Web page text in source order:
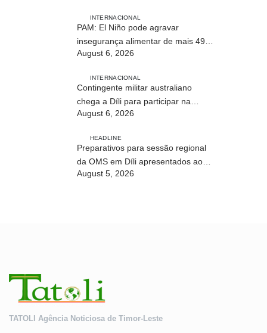
INTERNACIONAL
PAM: El Niño pode agravar
insegurança alimentar de mais 49
milhões de pessoas até 2027
August 6, 2026
INTERNACIONAL
Contingente militar australiano
chega a Díli para participar na
Maratona Internacional de 2026
August 6, 2026
HEADLINE
Preparativos para sessão regional
da OMS em Díli apresentados ao
Conselho de Ministros
August 5, 2026
TATOLI Agência Noticiosa de Timor-Leste